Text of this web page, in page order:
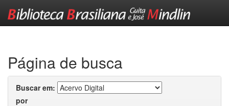
Página de busca
Buscar em:
por